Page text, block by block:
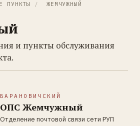
ПУНКТЫ / ЖЕМЧУЖНЫЙ
и пункты обслуживания
БАРАНОВИЧСКИЙ
ОПС Жемчужный
Отделение почтовой связи сети РУП